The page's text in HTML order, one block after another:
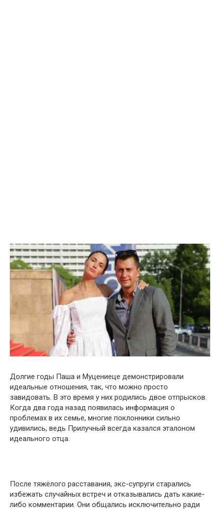
Долгие годы Паша и Муцениеце демонстрировали
идеальные отношения, так, что можно просто
завидовать. В это время у них родились двое отпрысков.
Когда два года назад появилась информация о
проблемах в их семье, многие поклонники сильно
удивились, ведь Прилучный всегда казался эталоном
идеального отца.
После тяжёлого расставания, экс-супруги старались
избежать случайных встреч и отказывались дать какие-
либо комментарии. Они общались исключительно ради